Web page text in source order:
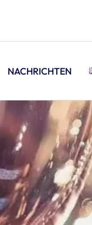
NACHRICHTEN